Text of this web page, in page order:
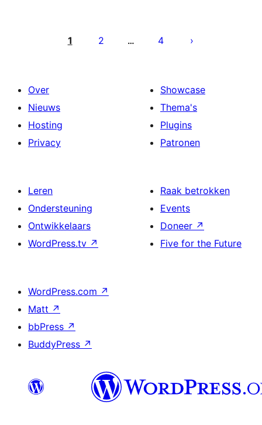
paginering
1 2 … 4
Over
Nieuws
Hosting
Privacy
Showcase
Thema's
Plugins
Patronen
Leren
Ondersteuning
Ontwikkelaars
WordPress.tv ↗
Raak betrokken
Events
Doneer ↗
Five for the Future
WordPress.com ↗
Matt ↗
bbPress ↗
BuddyPress ↗